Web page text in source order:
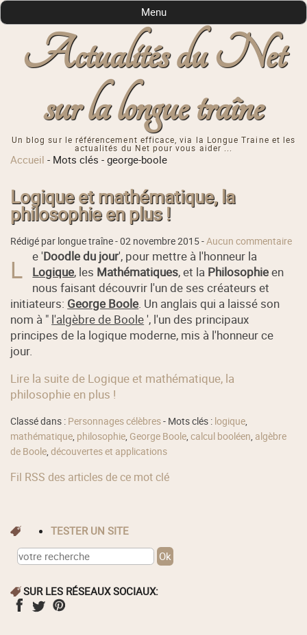
Actualités du Net
sur la longue traîne
Un blog sur le référencement efficace, via la Longue Traine et les
actualités du Net pour vous aider ...
Menu
Accueil - Mots clés -george-boole
Logique et mathématique, la
philosophie en plus !
Rédigé par longue traîne -02 novembre 2015-Aucun commentaire
L e 'Doodle du jour', pour mettre à l'honneur la
Logique, les Mathématiques, et la Philosophieen
nous faisant découvrir l'un de ses créateurs et
initiateurs: George Boole. Un anglais qui a laissé son
nom à " l'algèbre de Boole', l'un des principaux
principes de la logique moderne, mis à l'honneur ce
jour.
Lire la suite de Logique et mathématique, la
philosophie en plus !
Classé dans : Personnages célèbres- Mots clés : logique,
mathématique, philosophie, George Boole,calcul booléen, algèbre
de Boole,découvertes et applications
Fil RSS des articles de ce mot clé
TESTER UN SITE
SUR LES RÉSEAUX SOCIAUX: